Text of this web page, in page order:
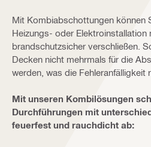
Mit Kombiabschottungen können
Heizungs- oder Elektroinstallation
brandschutzsicher verschließen.
Decken nicht mehrmals für die
werden, was die Fehleranfälligkeit
Mit unseren Kombilösungen
Durchführungen mit
feuerfest und rauchdicht ab: